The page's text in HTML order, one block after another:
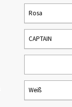
Rosa
CAPTAIN
Weiß